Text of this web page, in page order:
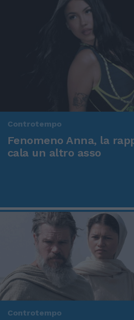
Controtempo
Fenomeno Anna, la
cala un altro asso
Controtempo